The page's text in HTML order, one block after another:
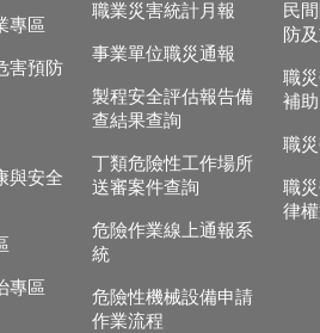
專區
害預防
與安全
專區
職業災害統計月報
事業單位職災通報
製程安全評估報告備
查結果查詢
丁類危險性工作場所
送審案件查詢
危險作業線上通報系
統
危險性機械設備申請
作業流程
民
防
職
補助
職
職
律